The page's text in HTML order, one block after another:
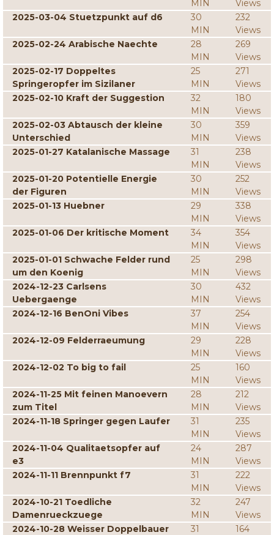
MIN
Views
2025-03-04 Stuetzpunkt auf d6
30
MIN
232
Views
2025-02-24 Arabische Naechte
28
MIN
269
Views
2025-02-17 Doppeltes
Springeropfer im Sizilaner
25
MIN
271
Views
2025-02-10 Kraft der Suggestion
32
MIN
180
Views
2025-02-03 Abtausch der kleine
Unterschied
30
MIN
359
Views
2025-01-27 Katalanische Massage
31
MIN
238
Views
2025-01-20 Potentielle Energie
der Figuren
30
MIN
252
Views
2025-01-13 Huebner
29
MIN
338
Views
2025-01-06 Der kritische Moment
34
MIN
354
Views
2025-01-01 Schwache Felder rund
um den Koenig
25
MIN
298
Views
2024-12-23 Carlsens
Uebergaenge
30
MIN
432
Views
2024-12-16 BenOni Vibes
37
MIN
254
Views
2024-12-09 Felderraeumung
29
MIN
228
Views
2024-12-02 To big to fail
25
MIN
160
Views
2024-11-25 Mit feinen Manoevern
zum Titel
28
MIN
212
Views
2024-11-18 Springer gegen Laufer
31
MIN
235
Views
2024-11-04 Qualitaetsopfer auf
e3
24
MIN
287
Views
2024-11-11 Brennpunkt f7
31
MIN
222
Views
2024-10-21 Toedliche
Damenrueckzuege
32
MIN
247
Views
2024-10-28 Weisser Doppelbauer
31
164